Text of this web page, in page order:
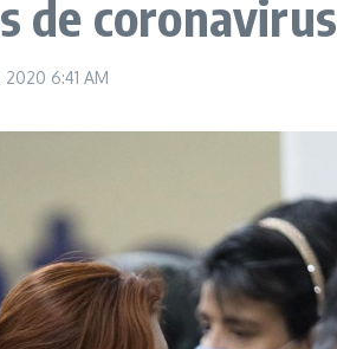
de coronavirus
2020 6:41 AM